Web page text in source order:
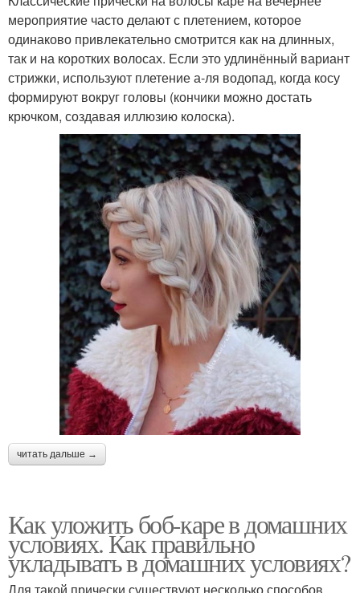
мероприятие часто делают с плетением, которое
одинаково привлекательно смотрится как на длинных,
так и на коротких волосах. Если это удлинённый вариант
стрижки, используют плетение а-ля водопад, когда косу
формируют вокруг головы (кончики можно достать
крючком, создавая иллюзию колоска).
читать дальше →
Как уложить боб-каре в домашних
условиях. Как правильно
укладывать в домашних условиях?
Для такой прически существуют несколько способов